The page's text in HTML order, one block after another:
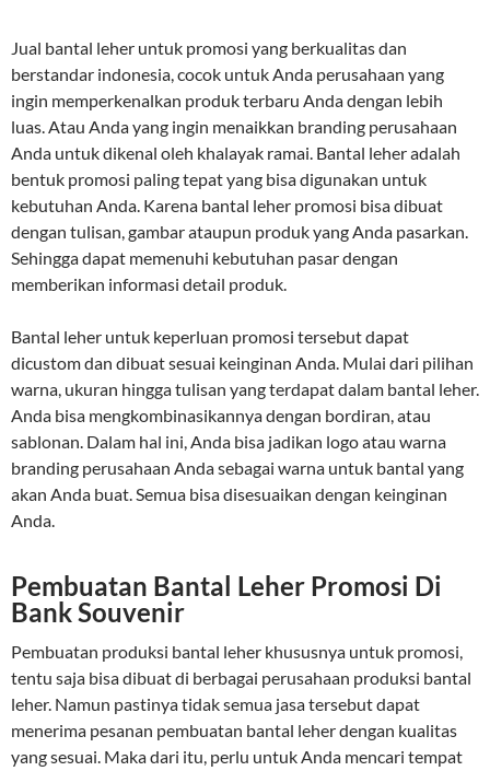
Jual bantal leher untuk promosi yang berkualitas dan
berstandar indonesia, cocok untuk Anda perusahaan yang
ingin memperkenalkan produk terbaru Anda dengan lebih
luas. Atau Anda yang ingin menaikkan branding perusahaan
Anda untuk dikenal oleh khalayak ramai. Bantal leher adalah
bentuk promosi paling tepat yang bisa digunakan untuk
kebutuhan Anda. Karena bantal leher promosi bisa dibuat
dengan tulisan, gambar ataupun produk yang Anda pasarkan.
Sehingga dapat memenuhi kebutuhan pasar dengan
memberikan informasi detail produk.
Bantal leher untuk keperluan promosi tersebut dapat
dicustom dan dibuat sesuai keinginan Anda. Mulai dari pilihan
warna, ukuran hingga tulisan yang terdapat dalam bantal leher.
Anda bisa mengkombinasikannya dengan bordiran, atau
sablonan. Dalam hal ini, Anda bisa jadikan logo atau warna
branding perusahaan Anda sebagai warna untuk bantal yang
akan Anda buat. Semua bisa disesuaikan dengan keinginan
Anda.
Pembuatan Bantal Leher Promosi Di
Bank Souvenir
Pembuatan produksi bantal leher khususnya untuk promosi,
tentu saja bisa dibuat di berbagai perusahaan produksi bantal
leher. Namun pastinya tidak semua jasa tersebut dapat
menerima pesanan pembuatan bantal leher dengan kualitas
yang sesuai. Maka dari itu, perlu untuk Anda mencari tempat